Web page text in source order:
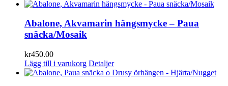
Abalone, Akvamarin hängsmycke – Paua
snäcka/Mosaik
kr450.00
Lägg till i varukorg Detaljer